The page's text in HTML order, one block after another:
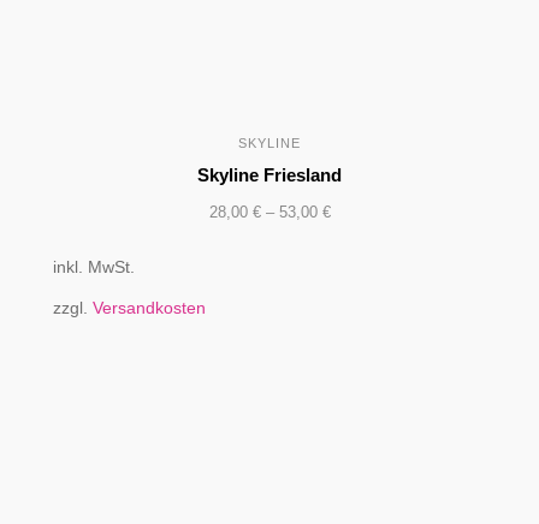
SKYLINE
Skyline Friesland
28,00 €– 53,00 €
inkl. MwSt.
zzgl. Versandkosten